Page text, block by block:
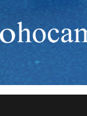
- 2 - IV. Ticaret
- V. Oturum
eğitimlerine